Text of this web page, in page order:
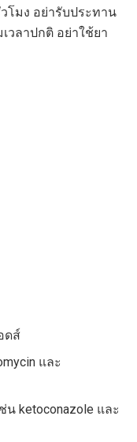
โมง อย่ารับประทาน
วลาปกติ อย่าใช้ยา
ดส์
และ
ketoconazole และ